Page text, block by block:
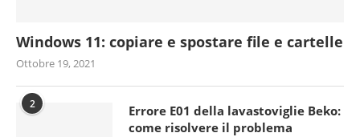
Windows 11: copiare e spostare file e cartelle
Ottobre 19, 2021
2
Errore E01 della lavastoviglie Beko:
come risolvere il problema